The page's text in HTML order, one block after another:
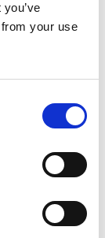
your use